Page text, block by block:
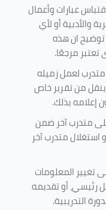
عبارات وأعمال
والأدبية أو لأي
ان هذه
مرجعًا.
لعمل زميله
ينقل من تقرير خاص
إعلامه بذلك.
متدرب آخر ضمن
متدرب آخر
تغيير المعلومات
رئيسي، أو تقديمه
التدريبية.